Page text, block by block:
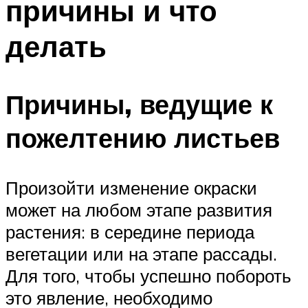
причины и что
делать
Причины, ведущие к
пожелтению листьев
Произойти изменение окраски
может на любом этапе развития
растения: в середине периода
вегетации или на этапе рассады.
Для того, чтобы успешно побороть
это явление, необходимо